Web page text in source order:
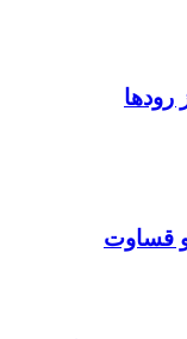
رودها
قساوت